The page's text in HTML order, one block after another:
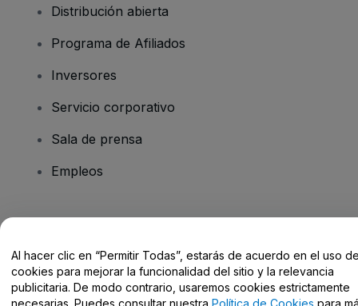
Distribución abierta
Programa de Afiliados
Inversores
Servicio corporativo
Sala de prensa
Empleos
Centro de Ayuda / Contacto
Al hacer clic en “Permitir Todas”, estarás de acuerdo en el uso
cookies para mejorar la funcionalidad del sitio y la relevancia
publicitaria. De modo contrario, usaremos cookies estrictamente
necesarias. Puedes consultar nuestra Política de Cookies para